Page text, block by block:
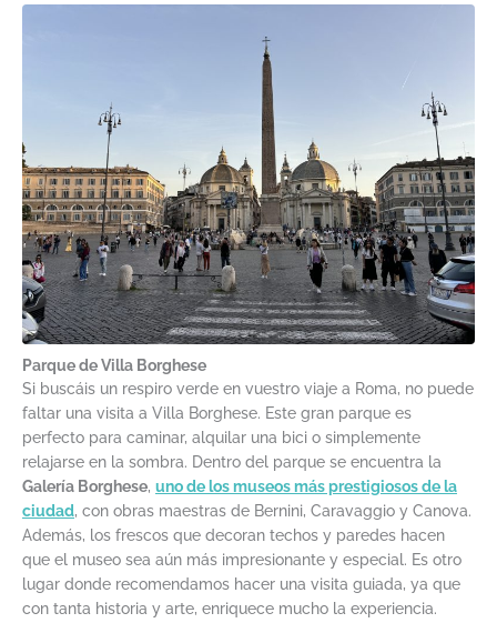
Parque de Villa Borghese
Si buscáis un respiro verde en vuestro viaje a Roma, no puede
faltar una visita a Villa Borghese. Este gran parque es
perfecto para caminar, alquilar una bici o simplemente
relajarse en la sombra. Dentro del parque se encuentra la
Galería Borghese, uno de los museos más prestigiosos de la
ciudad, con obras maestras de Bernini, Caravaggio y Canova.
Además, los frescos que decoran techos y paredes hacen
que el museo sea aún más impresionante y especial. Es otro
lugar donde recomendamos hacer una visita guiada, ya que
con tanta historia y arte, enriquece mucho la experiencia.